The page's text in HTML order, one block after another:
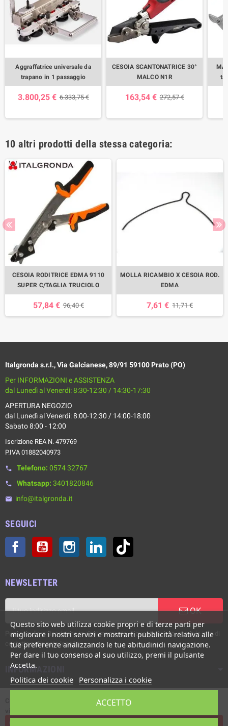
Aggraffatrice universale da
trapano in 1 passaggio
3.800,25 € 6.333,75 €
CESOIA SCANTONATRICE 30°
MALCO N1R
163,54 € 272,57 €
10 altri prodotti della stessa categoria:
CESOIA RODITRICE EDMA 9110
SUPER C/TAGLIA TRUCIOLO
57,84 € 96,40 €
MOLLA RICAMBIO X CESOIA ROD.
EDMA
7,61 € 11,71 €
Italgronda s.r.l., Via Galcianese, 89/91 59100 Prato (PO)
Per INFORMAZIONI e ASSISTENZA
dal Lunedì al Venerdì: 8:30-12:30 / 14:30-17:30
APERTURA NEGOZIO
dal Lunedì al Venerdì: 8:00-12:30 / 14:00-18:00
Sabato 8:00 - 12:00
Iscrizione REA N. 479769
P.IVA 01882040973
phone Telefono: 0574 32767
phone Whatsapp: 3401820846
email info@italgronda.it
SEGUICI
Facebook YouTube Instagram LinkedIn
NEWSLETTER
OK
Puoi annullare l'iscrizione in ogni momento. A questo scopo, cerca le info di
contatto nelle note legali.
INFORMAZIONI
Questo sito web utilizza cookie propri e di terze parti per
migliorare i nostri servizi e mostrarti pubblicità relativa alle
tue preferenze analizzando le tue abitudinidi navigazione.
Per dare il tuo consenso al suo utilizzo, premi il pulsante
Accetta.
Politica dei cookie Personalizza i cookie
ACCETTO
Copyright © Italgronda s.r.l. 2002/2026. Tutti i diritti sono riservati. E'
Powered by Giotto s.r.l.